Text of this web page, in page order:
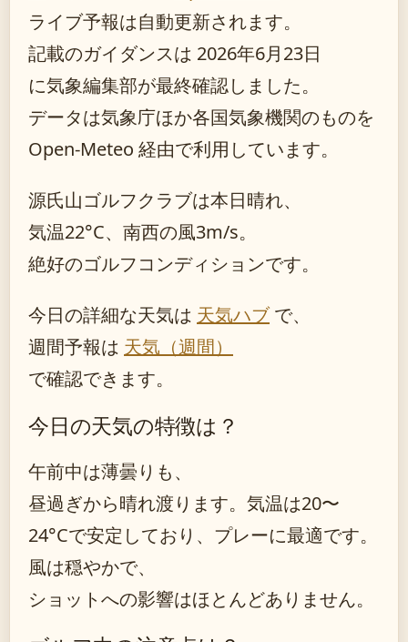
ライブ予報は自動更新されます。
記載のガイダンスは 2026年6月23日
に気象編集部が最終確認しました。
データは気象庁ほか各国気象機関のものを
Open-Meteo 経由で利用しています。
源氏山ゴルフクラブは本日晴れ、
気温22°C、南西の風3m/s。
絶好のゴルフコンディションです。
今日の詳細な天気は 天気ハブで、
週間予報は 天気（週間）
で確認できます。
今日の天気の特徴は？
午前中は薄曇りも、
昼過ぎから晴れ渡ります。気温は20〜
24°Cで安定しており、プレーに最適です。
風は穏やかで、
ショットへの影響はほとんどありません。